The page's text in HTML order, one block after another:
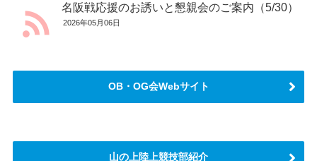
名阪戦応援のお誘いと懇親会のご案内（5/30）
2026年05月06日
OB・OG会Webサイト
山の上陸上競技部紹介